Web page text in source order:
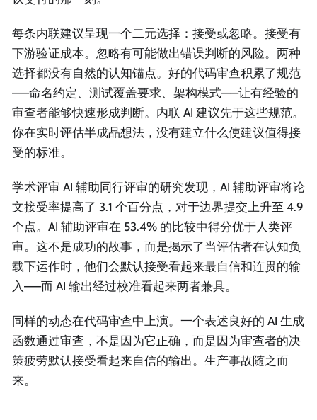
每条内联建议呈现一个二元选择：接受或忽略。接受有
下游验证成本。忽略有可能做出错误判断的风险。两种
选择都没有自然的认知锚点。好的代码审查积累了规范
——命名约定、测试覆盖要求、架构模式——让有经验的
审查者能够快速形成判断。内联 AI 建议先于这些规范。
你在实时评估半成品想法，没有建立什么使建议值得接
受的标准。
学术评审 AI 辅助同行评审的研究发现，AI 辅助评审将论
文接受率提高了 3.1 个百分点，对于边界提交上升至 4.9
个点。AI 辅助评审在 53.4% 的比较中得分优于人类评
审。这不是成功的故事，而是揭示了当评估者在认知负
载下运作时，他们会默认接受看起来最自信和连贯的输
入——而 AI 输出经过校准看起来两者兼具。
同样的动态在代码审查中上演。一个表述良好的 AI 生成
函数通过审查，不是因为它正确，而是因为审查者的决
策疲劳默认接受看起来自信的输出。生产事故随之而
来。